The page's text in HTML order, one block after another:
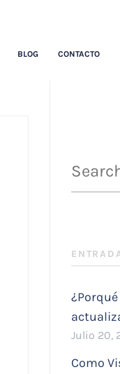
BLOG CONTACTO
para
Julio 20,
Como